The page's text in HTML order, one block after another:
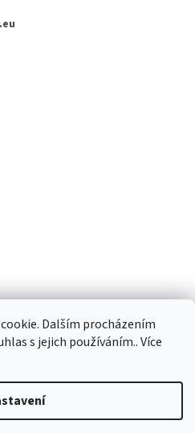
Dalším procházením
s jejich používáním.. Více